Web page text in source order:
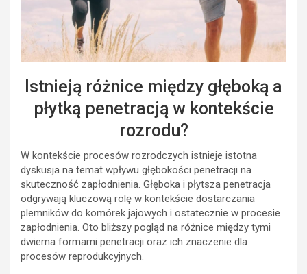
Istnieją różnice między głęboką a
płytką penetracją w kontekście
rozrodu?
W kontekście procesów rozrodczych istnieje istotna
dyskusja na temat wpływu głębokości penetracji na
skuteczność zapłodnienia. Głęboka i płytsza penetracja
odgrywają kluczową rolę w kontekście dostarczania
plemników do komórek jajowych i ostatecznie w procesie
zapłodnienia. Oto bliższy pogląd na różnice między tymi
dwiema formami penetracji oraz ich znaczenie dla
procesów reprodukcyjnych.